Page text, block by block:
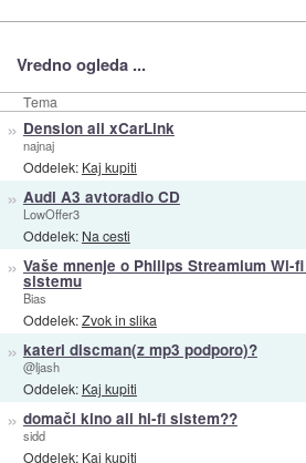
Vredno ogleda ...
Tema
» Dension ali xCarLink
najnaj
Oddelek: Kaj kupiti
» Audi A3 avtoradio CD
LowOffer3
Oddelek: Na cesti
» Vaše mnenje o Philips Streamium Wi-
sistemu
Bias
Oddelek:Zvok in slika
» kateri discman(z mp3 podporo)?
@ljash
Oddelek: Kaj kupiti
» domači kino ali hi-fi sistem??
sidd
Oddelek: Kaj kupiti